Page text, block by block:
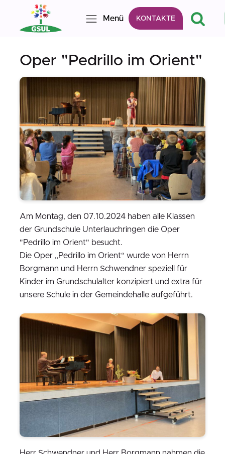
Menü KONTAKTE
Oper "Pedrillo im Orient"
Am Montag, den 07.10.2024 haben alle Klassen
der Grundschule Unterlauchringen die Oper
"Pedrillo im Orient" besucht.
Die Oper „Pedrillo im Orient“ wurde von Herrn
Borgmann und Herrn Schwendner speziell für
Kinder im Grundschulalter konzipiert und extra für
unsere Schule in der Gemeindehalle aufgeführt.